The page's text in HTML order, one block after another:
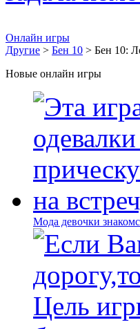
Онлайн игры
Другие > Бен 10 > Бен 10:
Новые онлайн игры
Мода девочки